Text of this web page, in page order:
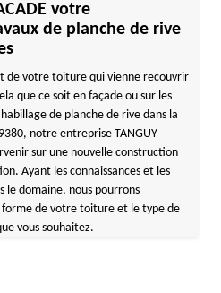
votre
de planche de rive
de votre toiture qui vienne recouvrir
que ce soit en façade ou sur les
de planche de rive dans la
notre entreprise TANGUY
sur une nouvelle construction
Ayant les connaissances et les
le domaine, nous pourrons
de votre toiture et le type de
vous souhaitez.